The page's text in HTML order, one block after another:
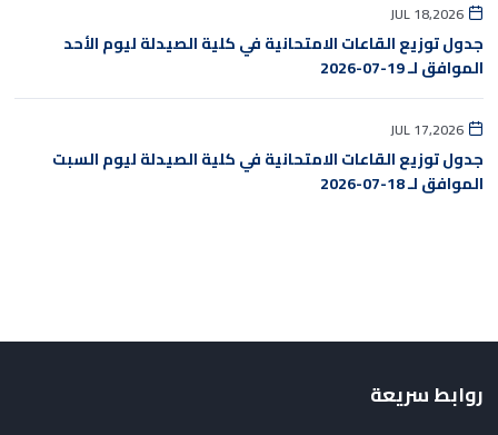
JUL 18,2026
جدول توزيع القاعات الامتحانية في كلية الصيدلة ليوم الأحد
الموافق لـ 19-07-2026
JUL 17,2026
جدول توزيع القاعات الامتحانية في كلية الصيدلة ليوم السبت
الموافق لـ 18-07-2026
روابط سريعة